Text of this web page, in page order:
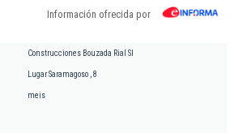
Información ofrecida por
Construcciones Bouzada Rial Sl
Lugar Saramagoso , 8
meis